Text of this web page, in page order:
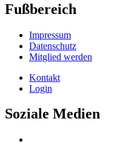
Fußbereich
Impressum
Datenschutz
Mitglied werden
Kontakt
Login
Soziale Medien